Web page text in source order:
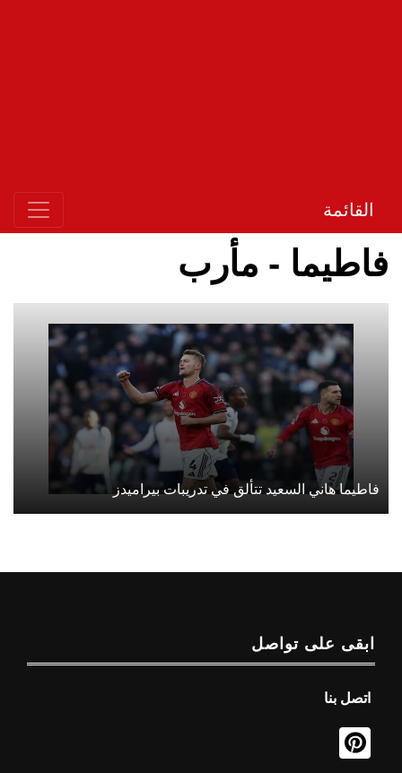
القائمة
فاطيما - مأرب
فاطيما هاني السعيد تتألق في تدريبات بيراميدز
ابقى على تواصل
اتصل بنا